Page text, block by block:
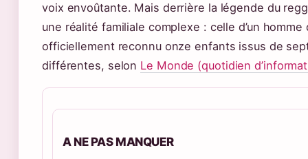
voix envoûtante. Mais derrière la légende du
une réalité familiale complexe : celle d’un homme
officiellement reconnu onze enfants issus de
différentes, selon Le Monde (quotidien
A NE PAS MANQUER